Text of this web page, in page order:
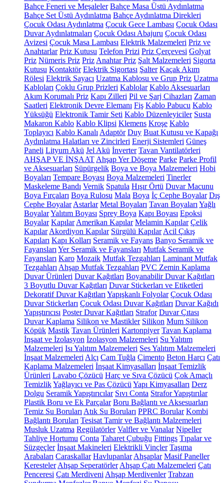
Bahçe Feneri ve Meşaleler Bahçe Masa Üstü Aydınlatma
Bahçe Set Üstü Aydınlatma Bahçe Aydınlatma Direkleri
Çocuk Odası Aydınlatma Çocuk Gece Lambası Çocuk Odası
Duvar Aydınlatmaları Çocuk Odası Abajuru Çocuk Odası
Avizesi Çocuk Masa Lambası Elektrik Malzemeleri Priz ve
Anahtarlar Priz Kutusu Telefon Prizi Priz Çerçevesi Golyat
Priz Nümeris Priz Priz Anahtar Priz Şalt Malzemeleri Sigorta
Kutusu Kontaktör Elektrik Sigortası Şalter Kaçak Akım
Rölesi Elektrik Sayacı Uzatma Kablosu ve Grup Priz Uzatma
Kabloları Çoklu Grup Prizleri Kablolar Kablo Aksesuarları
Akım Korumalı Priz Kapı Zilleri Pil ve Şarj Cihazları Zaman
Saatleri Elektronik Devre Elemanı Fiş Kablo Pabucu Kablo
Yüksüğü Elektronik Tamir Seti Kablo Düzenleyiciler Susta
Makaron Kablo Kablo Klipsi Klemens Kroşe Kablo
Toplayıcı Kablo Kanalı Adaptör Duy Buat Kutusu ve Kapağı
Aydınlatma Halatları ve Zincirleri Enerji Sistemleri Güneş
Paneli Lityum Akü Jel Akü İnverter Tavan Vantilatörleri
AHŞAP VE İNŞAAT Ahşap Yer Döşeme Parke Parke Profil
ve Aksesuarları Süpürgelik Boya ve Boya Malzemeleri Hobi
Boyaları Tempare Boyası Boya Malzemeleri Tinerler
Maskeleme Bandı Vernik Spatula Hışır Örtü Duvar Macunu
Boya Fırçaları Boya Rulosu Mala Boya İç Cephe Boyalar Dış
Cephe Boyalar Astarlar Metal Boyaları Tavan Boyaları Yağlı
BoyalarYalıtım Boyası Sprey Boya Kapı Boyası Epoksi
Boyalar Kapılar Amerikan Kapılar Melamin Kapılar Çelik
Kapılar Akordiyon Kapılar Sürgülü Kapılar Acil Çıkış
Kapıları Kapı Kolları Seramik ve Fayans Banyo Seramik ve
Fayansları Yer Seramik ve Fayansları Mutfak Seramik ve
Fayansları Karo Mozaik Mutfak Tezgahları Laminant Mutfak
Tezgahları Ahşap Mutfak Tezgahları PVC Zemin Kaplama
Duvar Ürünleri Duvar Kağıtları Boyanabilir Duvar Kağıtları
3 Boyutlu Duvar Kağıtları Duvar Stickerları ve Etiketleri
Dekoratif Duvar Kağıtları Yapışkanlı Folyolar Çocuk Odası
Duvar Stickerları Çocuk Odası Duvar Kağıtları Duvar Kağıdı
Yapıştırıcısı Poster Duvar Kağıtları Strafor Duvar Çıtası
Duvar Kaplama Silikon ve Mastikler Silikon Mum Silikon
Köpük Mastik Tavan Ürünleri Kartonpiyer Tavan Kaplama
İnşaat ve İzolasyon İzolasyon Malzemeleri Su Yalıtım
Malzemeleri Isı Yalıtım Malzemeleri Ses Yalıtım Malzemeleri
İnşaat Malzemeleri Alçı Cam Tuğla Çimento Beton Harcı Çatı
Kaplama Malzemeleri İnşaat Kimyasalları İnşaat Temizlik
Ürünleri Lavabo Çözücü Harç ve Sıva Çözücü Çok Amaçlı
TemizlikYağlayıcı ve Pas Çözücü Yapı Kimyasalları Derz
Dolgu Seramik Yapıştırıcılar Sıvı Conta Strafor Yapıştırılar
Plastik Boru ve Ek Parçalar Boru Bağlantı ve Aksesuarları
Temiz Su Boruları Atık Su Boruları PPRC Borular Kombi
Bağlantı Boruları Tesisat Tamir ve Bağlantı Malzemeleri
Musluk Uzatma Regülatörler Valfler ve Vanalar Nipeller
Tahliye Hortumu Conta Taharet Çubuğu Fittings Tıpalar ve
Süzgeçler İnşaat Makineleri Elektrikli Vinçler Taşıma
Arabaları Caraskallar Havlupanlar Ahşaplar Masif Paneller
Keresteler Ahşap Seperatörler Ahşap Çatı Malzemeleri Çatı
Penceresi Çatı Merdiveni Ahşap Merdivenler Trabzan